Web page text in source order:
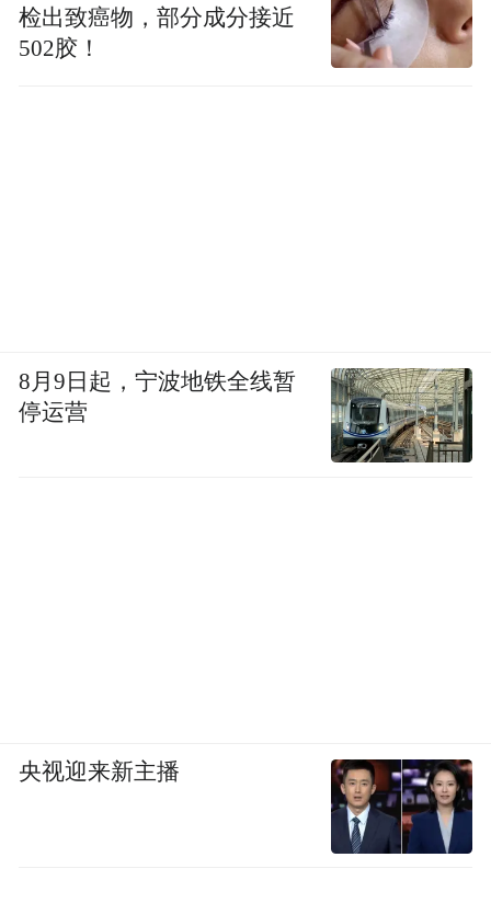
检出致癌物，部分成分接近
502胶！
8月9日起，宁波地铁全线暂
停运营
央视迎来新主播